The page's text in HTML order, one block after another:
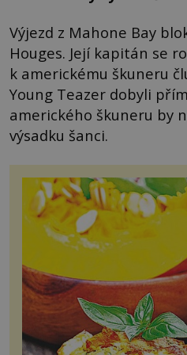
Výjezd z Mahone Bay
Houges. Její kapitán se
k americkému škuneru
Young Teazer dobyli
amerického škuneru by
výsadku šanci.